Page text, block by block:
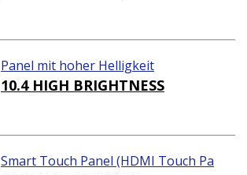
Panel mit hoher Helligkeit
10.4 HIGH BRIGHTNESS
Smart Touch Panel (HDMI Touch Pa